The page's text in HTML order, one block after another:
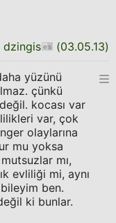
dzingis (03.05.13)
yüzünü
çünkü
kocası var
var, çok
olaylarına
mu yoksa
mı,
evliliği mi, aynı
ben.
ki bunlar.